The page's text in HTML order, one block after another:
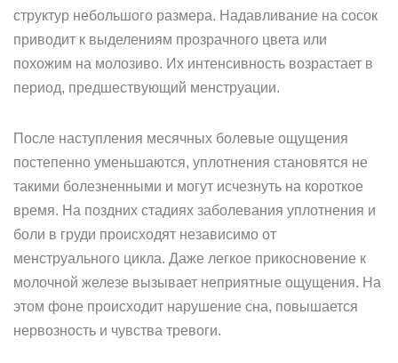
структур небольшого размера. Надавливание на сосок
приводит к выделениям прозрачного цвета или
похожим на молозиво. Их интенсивность возрастает в
период, предшествующий менструации.
После наступления месячных болевые ощущения
постепенно уменьшаются, уплотнения становятся не
такими болезненными и могут исчезнуть на короткое
время. На поздних стадиях заболевания уплотнения и
боли в груди происходят независимо от
менструального цикла. Даже легкое прикосновение к
молочной железе вызывает неприятные ощущения. На
этом фоне происходит нарушение сна, повышается
нервозность и чувства тревоги.